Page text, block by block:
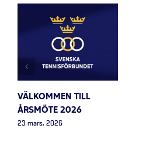
VÄLKOMMEN TILL
ÅRSMÖTE 2026
23 mars, 2026